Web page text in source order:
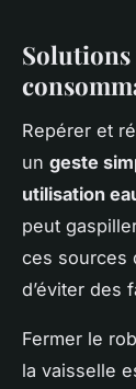
Repérer et
un geste
utilisation
peut
ces sources
d’éviter des
Fermer le
la vaisselle